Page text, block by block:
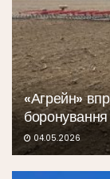
«Агрейн»
боронування
04.05.2026